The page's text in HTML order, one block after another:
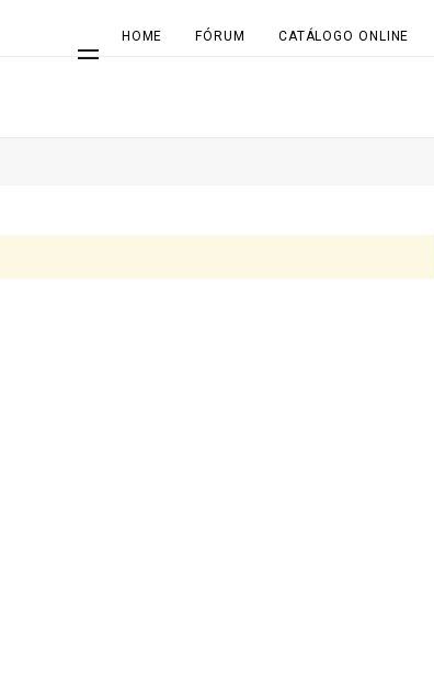
HOME FÓRUM CATÁLOGO ONLINE